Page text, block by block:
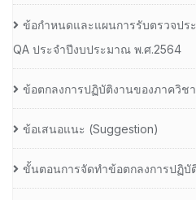
ข้อกำหนดและแผนการรับตรวจปร
QA ประจำปีงบประมาณ พ.ศ.2564
ข้อตกลงการปฏิบัติงานของภาควิชา
ข้อเสนอแนะ (Suggestion)
ขั้นตอนการจัดทำข้อตกลงการปฏิบั